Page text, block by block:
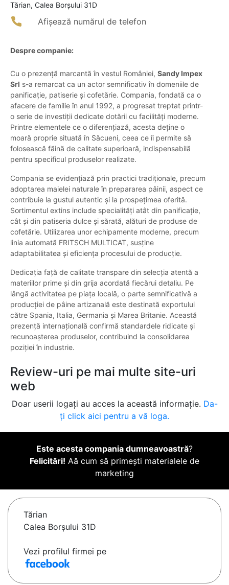
Tărian, Calea Borșului 31D
Afișează numărul de telefon
Despre companie:
Cu o prezență marcantă în vestul României, Sandy Impex
Srl s-a remarcat ca un actor semnificativ în domeniile de
panificație, patiserie și cofetărie. Compania, fondată ca o
afacere de familie în anul 1992, a progresat treptat printr-
o serie de investiții dedicate dotării cu facilități moderne.
Printre elementele ce o diferențiază, acesta deține o
moară proprie situată în Săcueni, ceea ce îi permite să
folosească făină de calitate superioară, indispensabilă
pentru specificul produselor realizate.
Compania se evidențiază prin practici tradiționale, precum
adoptarea maielei naturale în prepararea pâinii, aspect ce
contribuie la gustul autentic și la prospețimea oferită.
Sortimentul extins include specialități atât din panificație,
cât și din patiseria dulce și sărată, alături de produse de
cofetărie. Utilizarea unor echipamente moderne, precum
linia automată FRITSCH MULTICAT, susține
adaptabilitatea și eficiența procesului de producție.
Dedicația față de calitate transpare din selecția atentă a
materiilor prime și din grija acordată fiecărui detaliu. Pe
lângă activitatea pe piața locală, o parte semnificativă a
producției de pâine artizanală este destinată exportului
către Spania, Italia, Germania și Marea Britanie. Această
prezență internațională confirmă standardele ridicate și
recunoașterea produselor, contribuind la consolidarea
poziției în industrie.
Review-uri pe mai multe site-uri
web
Doar userii logați au acces la această informație. Da-
ți click aici pentru a vă loga.
Este acesta compania dumneavoastră?
Felicitări! Aă cum să primești materialele de
marketing
Tărian
Calea Borșului 31D
Vezi profilul firmei pe